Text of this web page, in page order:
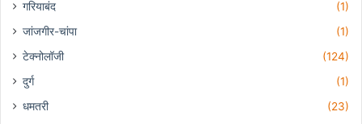
गरियाबंद
(1)
जांजगीर-चांपा
(1)
टेक्नोलॉजी
(124)
दुर्ग
(1)
धमतरी
(23)